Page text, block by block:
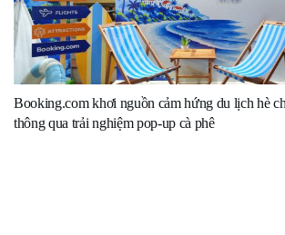
Booking.com khơi nguồn cảm hứng du lịch hè
thông qua trải nghiệm pop-up cà phê